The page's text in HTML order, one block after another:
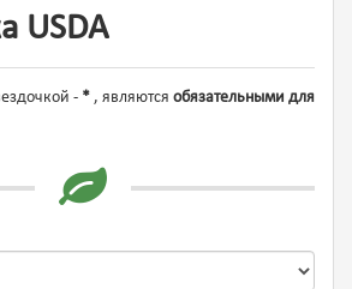
USDA
- * , являются обязательными для